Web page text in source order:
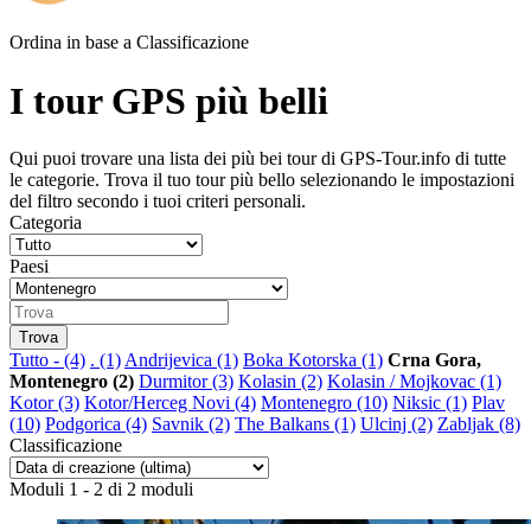
Ordina in base a Classificazione
I tour GPS più belli
Qui puoi trovare una lista dei più bei tour di GPS-Tour.info di tutte
le categorie. Trova il tuo tour più bello selezionando le impostazioni
del filtro secondo i tuoi criteri personali.
Categoria
Paesi
Tutto - (4) . (1) Andrijevica (1) Boka Kotorska (1) Crna Gora,
Montenegro (2) Durmitor (3) Kolasin (2) Kolasin / Mojkovac (1)
Kotor (3) Kotor/Herceg Novi (4) Montenegro (10) Niksic (1) Plav
(10) Podgorica (4) Savnik (2) The Balkans (1) Ulcinj (2) Zabljak (8)
Classificazione
Moduli 1 - 2 di 2 moduli